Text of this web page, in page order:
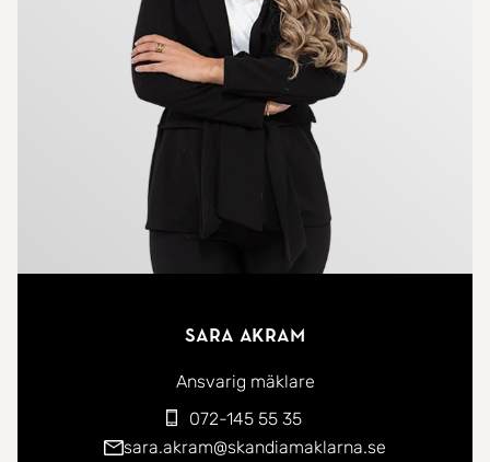
sätta egen prägel och skapa ett personligt hem
utifrån egna önskemål och behov. Här finns en bra
grund med generösa ytor och en funktionell
Goda förvaringsmöjligheter finns i både
lägenheten och tillhörande förrådsutrymmen.
vardagen. I området finns grönområden,
promenadstråk, lekplatser och mataffär inom
bekvämt avstånd. Här bor ni även nära sjukhuset,
goda kommunikationer samt med smidig access
Sara Akram
Ansvarig mäklare
072-145 55 35
sara.akram@skandiamaklarna.se